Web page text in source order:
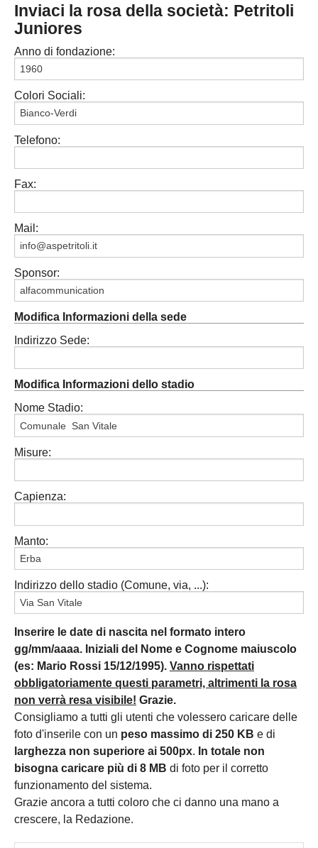
PESARO URBINO
PROMOZIONE
1^ CATEGORIA
2^ CATEGORIA
3^ CATEGORIA
GIOVANILI
DIRETTA
Inviaci la rosa della società: Petritoli
Juniores
Anno di fondazione:
Colori Sociali:
Telefono:
Fax:
Mail:
Sponsor:
Modifica Informazioni della sede
Indirizzo Sede:
Modifica Informazioni dello stadio
Nome Stadio:
Misure:
Capienza:
Manto:
Indirizzo dello stadio (Comune, via, ...):
Inserire le date di nascita nel formato intero
gg/mm/aaaa. Iniziali del Nome e Cognome maiuscolo
(es: Mario Rossi 15/12/1995). Vanno rispettati
obbligatoriamente questi parametri, altrimenti la rosa
non verrà resa visibile! Grazie.
Consigliamo a tutti gli utenti che volessero caricare delle
foto d'inserile con un peso massimo di 250 KB e di
larghezza non superiore ai 500px. In totale non
bisogna caricare più di 8 MB di foto per il corretto
funzionamento del sistema.
Grazie ancora a tutti coloro che ci danno una mano a
crescere, la Redazione.